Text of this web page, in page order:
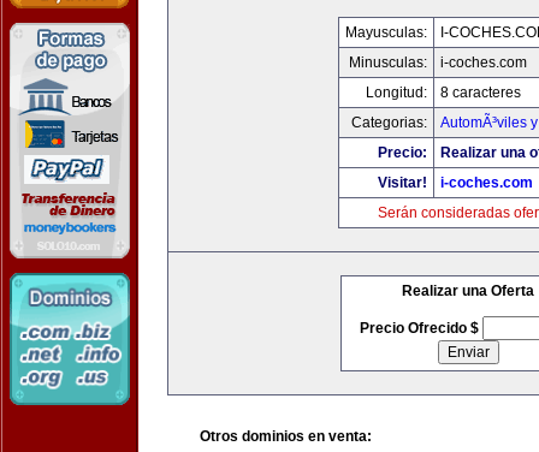
Mayusculas:
I-
Minusculas:
i-coches.com
Longitud:
8 caracteres
Categorias:
AutomÃ³viles
Precio:
Realizar una
Visitar!
i-coches.com
Serán consideradas
Realizar una Oferta
Precio Ofrecido $
Otros dominios en venta: